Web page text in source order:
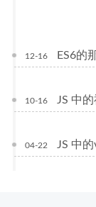
12-16 ES6的
10-16 JS 中
04-22 JS 中